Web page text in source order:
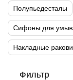
Полупьедесталы
Сифоны для
Накладные
Фильтр